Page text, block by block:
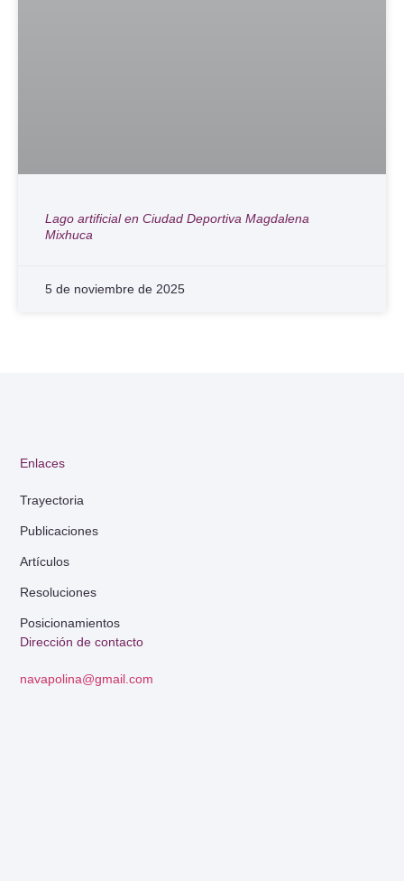
Lago artificial en Ciudad Deportiva Magdalena
Mixhuca
5 de noviembre de 2025
Dirección de contacto
navapolina@gmail.com
Enlaces
Trayectoria
Publicaciones
Artículos
Resoluciones
Posicionamientos